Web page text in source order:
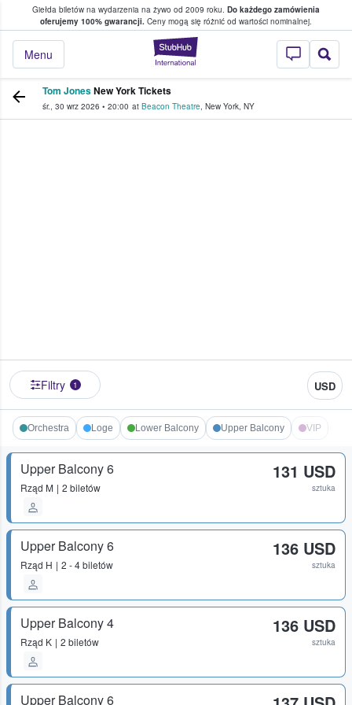
Giełda biletów na wydarzenia na żywo od 2009 roku. Do każdego zamówienia
oferujemy 100% gwarancji. Ceny mogą się różnić od wartości nominalnej.
StubHub —
Menu
w którym fani i kibice kupują i
Tom JonesNew York Tickets
śr., 30 wrz 2026 • 20:00 at Beacon Theatre, New York, NY
Filtry 1 USD
Orchestra Loge Lower Balcony Upper Balcony VIP
Upper Balcony 6
Rząd M 2 biletów
131 USD
sztuka
Upper Balcony 6
Rząd H 2 - 4 biletów
136 USD
sztuka
Upper Balcony 4
Rząd K 2 biletów
136 USD
sztuka
Upper Balcony 6